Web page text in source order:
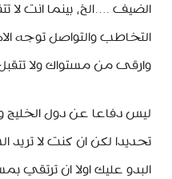
الضيف ….الخ، بينما انت
التخاطب والتواصل توجه
وارقى من مستواك ولا
ليس دفاعا عن دول الخليج
تحديدا لكن ان كنت لا تريد
البدو عليك اولا ان ترتقي